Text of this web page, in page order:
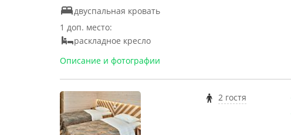
двуспальная кровать
1 доп. место:
раскладное кресло
Описание и фотографии
2 гостя